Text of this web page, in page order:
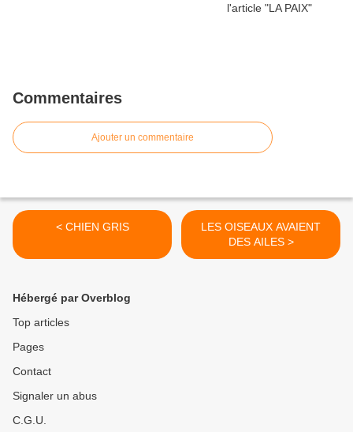
Commentaires
Ajouter un commentaire
< CHIEN GRIS
LES OISEAUX AVAIENT
DES AILES >
Hébergé par Overblog
Top articles
Pages
Contact
Signaler un abus
C.G.U.